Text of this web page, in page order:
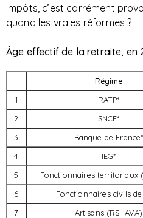
impôts, c’est carrément
quand les vraies réformes ?
Âge effectif de la retraite, en
Régime
1
RATP*
2
SNCF*
3
Banque de France*
4
IEG*
5
Fonctionnaires territoriaux
6
Fonctionnaires civils de
7
Artisans (RSI-AVA)